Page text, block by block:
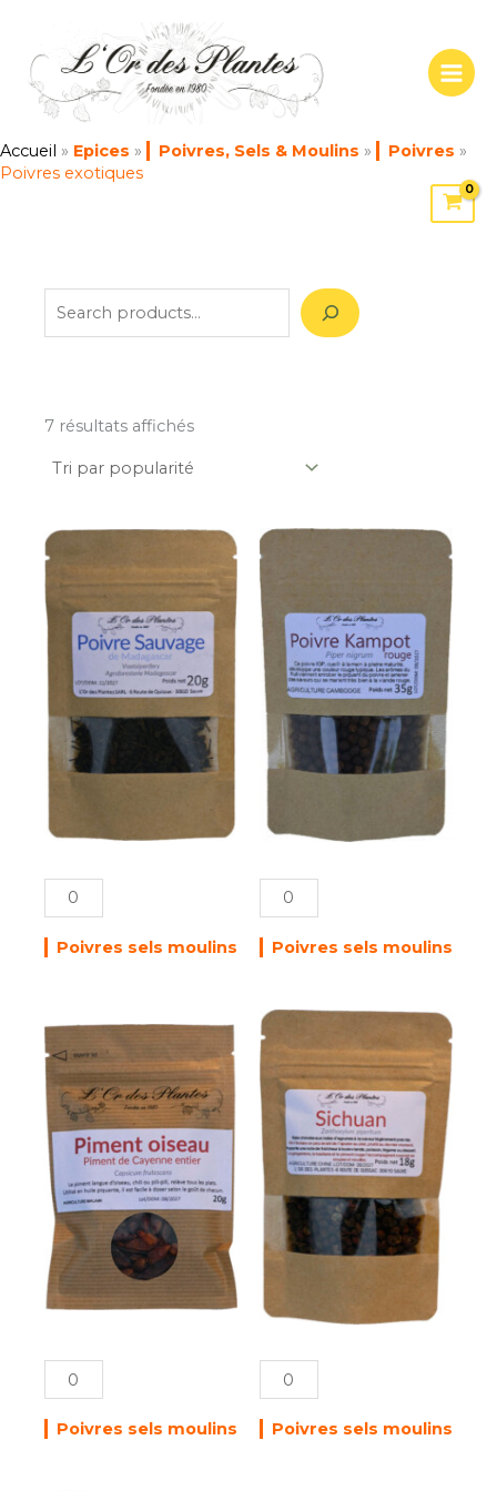
contenu
Accueil » Epices » Poivres, Sels & Moulins » Poivres »
Poivres exotiques
r
c
h
7 résultats affichés
popularité
quantité
de
POIVRE
SAUVAGE
Madagascar
20g
Poivres sels moulins
quantité
de
POIVRE
KAMPOT
rouge
sachet
35g
Poivres sels moulins
de
POIVRE
DE
LA
JAMAIQUE
bio
30g*
Poivres sels moulins
quantité
de
POIVRE
du
SICHUAN
18g
Poivres sels moulins